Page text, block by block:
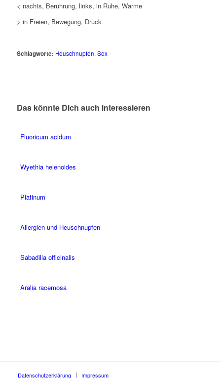
< nachts, Berührung, links, in Ruhe, Wärme
> in Freien, Bewegung, Druck
Schlagworte: Heuschnupfen, Sex
Das könnte Dich auch interessieren
Fluoricum acidum
Wyethia helenoides
Platinum
Allergien und Heuschnupfen
Sabadilla officinalis
Aralia racemosa
Datenschutzerklärung Impressum